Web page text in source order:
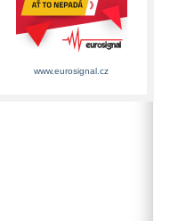
www.eurosignal.cz